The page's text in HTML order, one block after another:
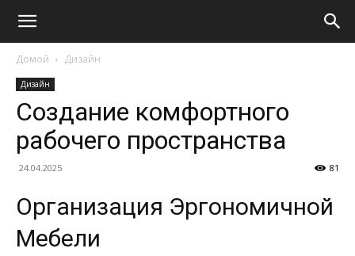
Домой Дизайн
Дизайн
Создание комфортного
рабочего пространства
24.04.2025 81
Организация Эргономичной
Мебели